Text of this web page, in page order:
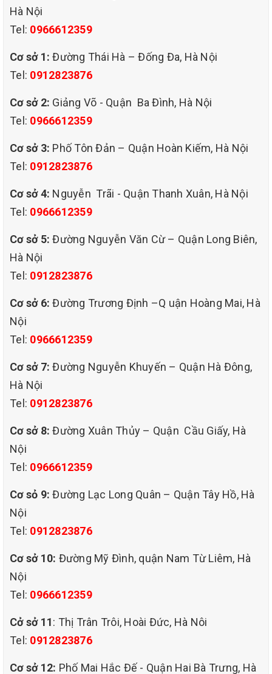
nghiệp tại quận đống đa hà nội,
LỢI ÍCH CỦA VIỆC GIẶT THẢM THƯỜNG XUYÊN
1.Dù hút bụi thường xuyên nhưng. Sau một thời gian sử
dụng bạn cần phải giặt thảm để tẩy các vết bẩn. Diệt các vi
khuẩn nấm mốc bám ở thảm. Gặt thảm thường xuyên để
2.Vì thảm chải sàn chứa rất nhiều bụi đất, vi khuẩn, những
và gây bệnh tật cho người sử dụng.
3.Thường xuyên giặt thảm sẽ mang đến cho bạn một diện
mạo mới. Luôn sáng đẹp do đó đảm bảo tính thẩm mỹ cho
4.Giặt thảm thường xuyên sẽ kéo dài thời gian sử dụng.
Cũng như tiết kiệm một khoản chi phí khá lớn cho việc thay
Hà Nội
Tel: 0966612359
Cơ sở 1: Đường Thái Hà – Đống Đa, Hà Nội
Tel: 0912823876
Cơ sở 2: Giảng Võ - Quận Ba Đình, Hà Nội
Tel: 0966612359
Cơ sở 3: Phố Tôn Đản – Quận Hoàn Kiếm, Hà Nội
Tel: 0912823876
Cơ sở 4: Nguyễn Trãi - Quận Thanh Xuân, Hà Nội
Tel: 0966612359
Cơ sở 5: Đường Nguyễn Văn Cừ – Quận Long Biên,
Hà Nội
Tel: 0912823876
Cơ sở 6: Đường Trương Định –Q uận Hoàng Mai, Hà
Nội
Tel: 0966612359
Cơ sở 7:Đường Nguyễn Khuyến – Quận Hà Đông,
Hà Nội
Tel: 0912823876
Cơ sở 8:Đường Xuân Thủy – Quận Cầu Giấy, Hà
Nội
Tel: 0966612359
Cơ sỏ 9: Đường Lạc Long Quân – Quận Tây Hồ, Hà
Nội
Tel: 0912823876
Cơ sở 10: Đường Mỹ Đình, quận Nam Từ Liêm, Hà
Nội
Tel: 0966612359
Cở sở 11: Thị Trân Trôi, Hoài Đức, Hà Nôi
Tel: 0912823876
Cơ sở 12: Phố Mai Hắc Đế - Quận Hai Bà Trưng, Hà